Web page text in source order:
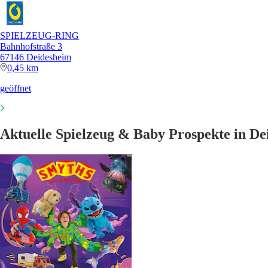
SPIELZEUG-RING
Bahnhofstraße 3
67146 Deidesheim
0,45 km
geöffnet
Aktuelle Spielzeug & Baby Prospekte in